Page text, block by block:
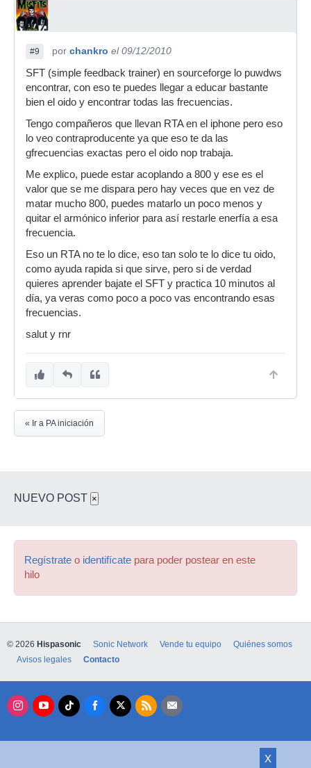
#9 por chankro el 09/12/2010
SFT (simple feedback trainer) en sourceforge lo puwdws
encontrar, con eso te puedes llegar a educar bastante
bien el oido y encontrar todas las frecuencias.
Tengo compañeros que llevan RTA en el iphone pero eso
lo veo contraproducente ya que eso te da las
gfrecuencias exactas pero el oido nop trabaja.
Me explico, puede estar acoplando a 800 y ese es el
valor que se me dispara pero hay veces que en vez de
matar mucho 800, puedes matarlo un poco menos y
quitar el armónico inferior para así restarle enerfía a esa
frecuencia.
Eso un RTA no te lo dice, eso tan solo te lo dice tu oido,
como ayuda rapida si que sirve, pero si de verdad
quieres aprender bajate el SFT y practica 10 minutos al
día, ya veras como poco a poco vas encontrando esas
frecuencias.
salut y rnr
« Ir a PA iniciación
NUEVO POST ×
Regístrate o identifícate para poder postear en este
hilo
X
© 2026 Hispasonic Sonic Network Vende tu equipo
Quiénes somos
Avisos legales
Contacto